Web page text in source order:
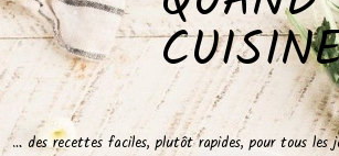
… des recettes faciles, plutôt rapides, pour tous les